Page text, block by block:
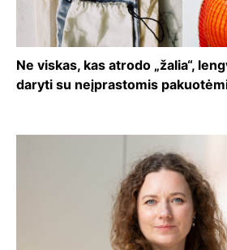
Ne viskas, kas atrodo „žalia“,
daryti su neįprastomis